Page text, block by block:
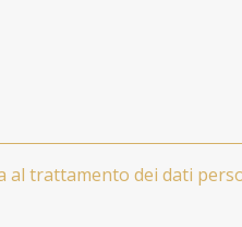
al trattamento dei dati